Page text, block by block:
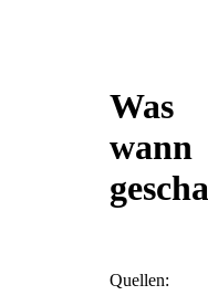
Was
wann
Quellen: